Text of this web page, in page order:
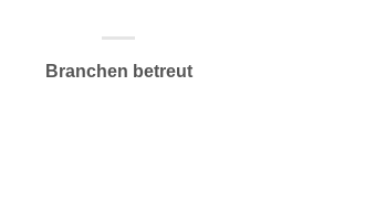
Branchen betreut